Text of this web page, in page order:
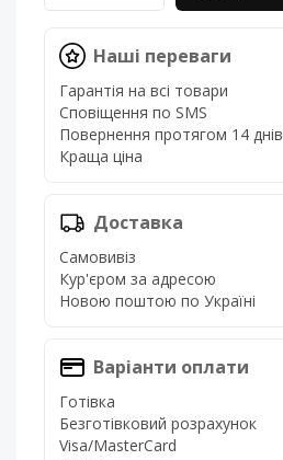
Наші переваги
Гарантія на всі товари
Сповіщення по SMS
Повернення протягом 14 днів
Краща ціна
Доставка
Самовивіз
Кур'єром за адресою
Новою поштою по Україні
Варіанти оплати
Готівка
Безготівковий розрахунок
Visa/MasterCard